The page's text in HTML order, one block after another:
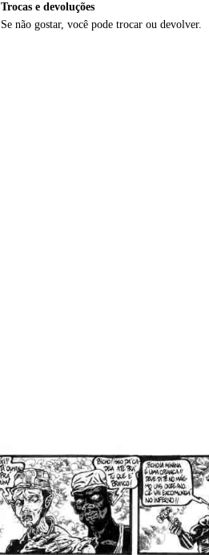
Trocas e devoluções
Se não gostar, você pode trocar ou devolver.